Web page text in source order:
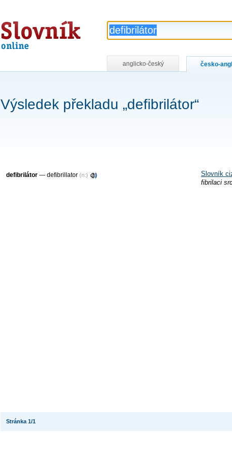
Slovník
online
anglicko-český česko-
Výsledek překladu „defibrilátor“
Slovník
fibrilaci
defibrilátor — defibrillator (n:)
Stránka 1/1